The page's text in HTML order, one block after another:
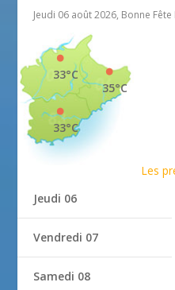
Jeudi 06 août 2026, Bonne Fête
35°C
33°C
33°C
Les
Jeudi 06
Vendredi 07
Samedi 08